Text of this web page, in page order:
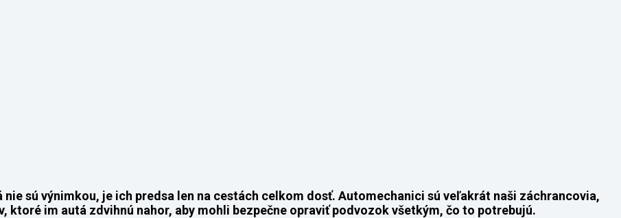
sú výnimkou, je ich predsa len na cestách celkom dosť. Automechanici sú veľakrát naši záchrancovia,
im autá zdvihnú nahor, aby mohli bezpečne opraviť podvozok všetkým, čo to potrebujú.